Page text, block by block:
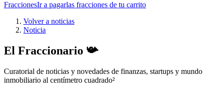
FraccionesIr a pagarlas fracciones de tu carrito
Volver a noticias
Noticia
El Fraccionario 📯
Curatorial de noticias y novedades de finanzas, startups y mundo
inmobiliario al centímetro cuadrado²